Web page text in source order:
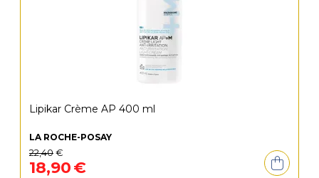
Lipikar Crème AP 400 ml
LA ROCHE-POSAY
22,40€
18,90€